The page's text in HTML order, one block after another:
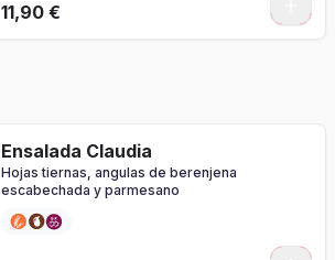
11,90 €
Ensalada Claudia
Hojas tiernas, angulas de berenjena
escabechada y parmesano